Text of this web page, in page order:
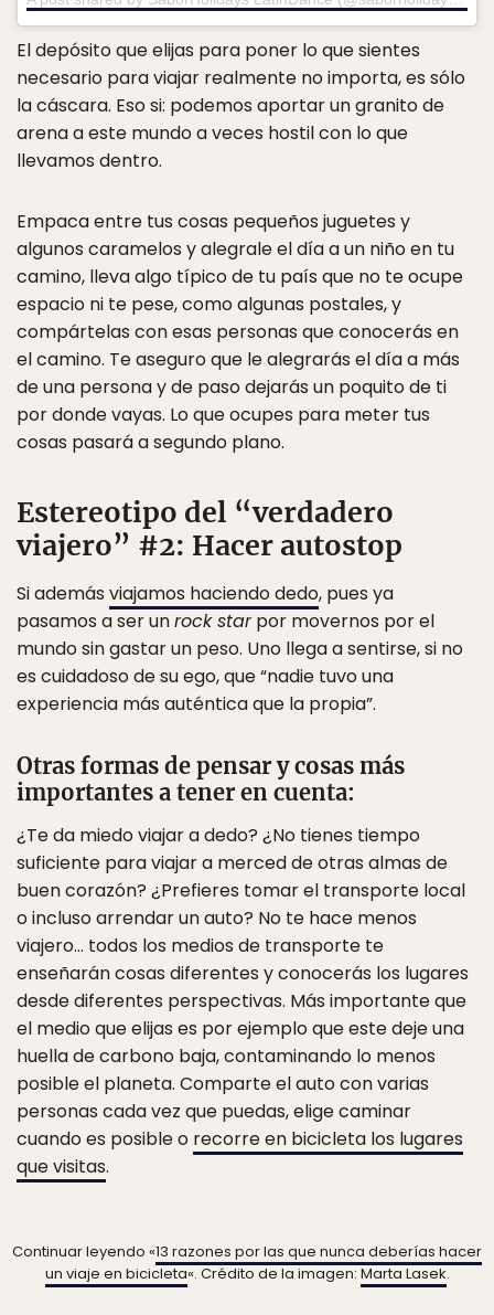
El depósito que elijas para poner lo que sientes
necesario para viajar realmente no importa, es sólo
la cáscara. Eso si: podemos aportar un granito de
arena a este mundo a veces hostil con lo que
llevamos dentro.
Empaca entre tus cosas pequeños juguetes y
algunos caramelos y alegrale el día a un niño en tu
camino, lleva algo típico de tu país que no te ocupe
espacio ni te pese, como algunas postales, y
compártelas con esas personas que conocerás en
el camino. Te aseguro que le alegrarás el día a más
de una persona y de paso dejarás un poquito de ti
por donde vayas. Lo que ocupes para meter tus
cosas pasará a segundo plano.
Estereotipo del “verdadero
viajero” #2: Hacer autostop
Si además viajamos haciendo dedo, pues ya
pasamos a ser unrock starpor movernos por el
mundo sin gastar un peso. Uno llega a sentirse, si no
es cuidadoso de su ego, que “nadie tuvo una
experiencia más auténtica que la propia”.
Otras formas de pensar y cosas más
importantes a tener en cuenta:
¿Te da miedo viajar a dedo? ¿No tienes tiempo
suficiente para viajar a merced de otras almas de
buen corazón? ¿Prefieres tomar el transporte local
o incluso arrendar un auto? No te hace menos
viajero… todos los medios de transporte te
enseñarán cosas diferentes y conocerás los lugares
desde diferentes perspectivas. Más importante que
el medio que elijas es por ejemplo que este deje una
huella de carbono baja, contaminando lo menos
posible el planeta. Comparte el auto con varias
personas cada vez que puedas, elige caminar
cuando es posible o recorre en bicicleta los lugares
que visitas.
Continuar leyendo «13 razones por las que nunca deberías hacer
un viaje en bicicleta«. Crédito de la imagen: Marta Lasek.